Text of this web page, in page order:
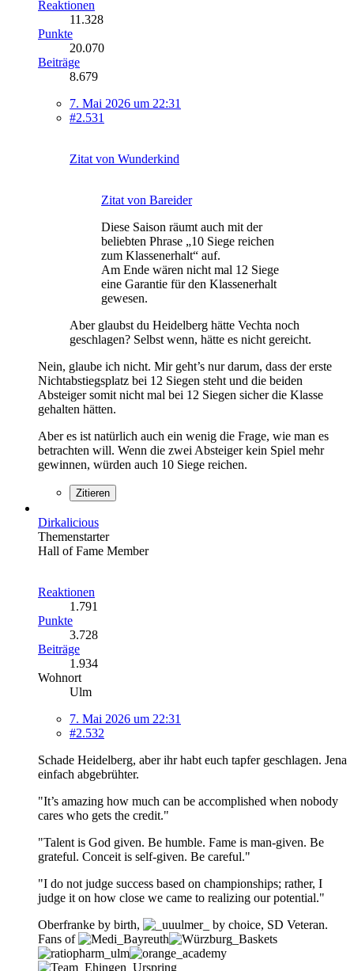
Reaktionen
11.328
Punkte
20.070
Beiträge
8.679
7. Mai 2026 um 22:31
#2.531
Zitat von Wunderkind
Zitat von Bareider
Diese Saison räumt auch mit der
beliebten Phrase „10 Siege reichen
zum Klassenerhalt“ auf.
Am Ende wären nicht mal 12 Siege
eine Garantie für den Klassenerhalt
gewesen.
Aber glaubst du Heidelberg hätte Vechta noch
geschlagen? Selbst wenn, hätte es nicht gereicht.
Nein, glaube ich nicht. Mir geht’s nur darum, dass der erste
Nichtabstiegsplatz bei 12 Siegen steht und die beiden
Absteiger somit nicht mal bei 12 Siegen sicher die Klasse
gehalten hätten.
Aber es ist natürlich auch ein wenig die Frage, wie man es
betrachten will. Wenn die zwei Absteiger kein Spiel mehr
gewinnen, würden auch 10 Siege reichen.
Zitieren
Dirkalicious
Themenstarter
Hall of Fame Member
Reaktionen
1.791
Punkte
3.728
Beiträge
1.934
Wohnort
Ulm
7. Mai 2026 um 22:31
#2.532
Schade Heidelberg, aber ihr habt euch tapfer geschlagen. Jena
einfach abgebrühter.
"It’s amazing how much can be accomplished when nobody
cares who gets the credit."
"Talent is God given. Be humble. Fame is man-given. Be
grateful. Conceit is self-given. Be careful."
"I do not judge success based on championships; rather, I
judge it on how close we came to realizing our potential."
Oberfranke by birth,
by choice, SD Veteran.
Fans of